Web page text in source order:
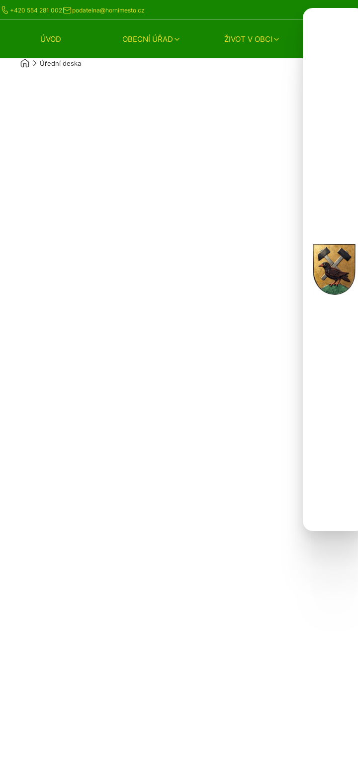
+420 554 281 002 podatelna@hornimesto.cz
ÚVOD OBECNÍ ÚŘAD ŽIVOT V OBCI
Úřední deska